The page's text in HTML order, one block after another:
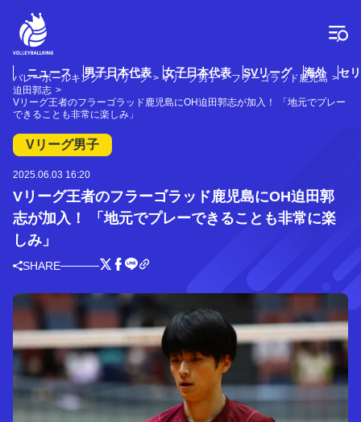
ニュース 男子日本代表 女子日本代表 SVリーグ 海外 セ
バレーボールキング Vリーグ Vリーグ男子
フラーゴラッド鹿児島
迫田郭志
Vリーグ王者のフラーゴラッド鹿児島にOH迫田郭志が加入！ 「地元でプレー
できることも非常に楽しみ」
Vリーグ男子
2025.06.03 16:20
Vリーグ王者のフラーゴラッド鹿児島にOH迫田郭
志が加入！ 「地元でプレーできることも非常に楽
しみ」
SHARE